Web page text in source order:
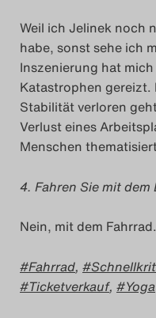
Das
Das
Das
Das
Das
Weil ich Jelinek noch
habe, sonst sehe ich
Inszenierung hat
Katastrophen gereizt.
Stabilität verloren
Verlust eines
Menschen
4. Fahren Sie mit
Nein, mit dem Fahrrad.
Fahrrad,
Ticketverkauf, Yoga